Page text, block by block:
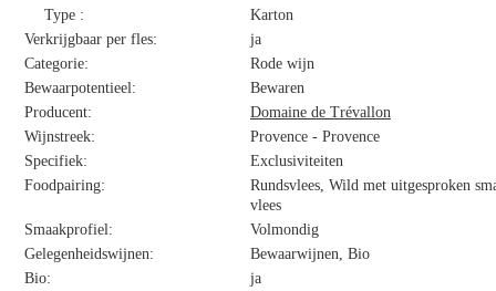
Type :
Karton
Verkrijgbaar per fles:
ja
Categorie:
Rode wijn
Bewaarpotentieel:
Bewaren
Producent:
Domaine de Trévallon
Wijnstreek:
Provence - Provence
Specifiek:
Exclusiviteiten
Foodpairing:
Rundsvlees, Wild met uitgesproken
vlees
Smaakprofiel:
Volmondig
Gelegenheidswijnen:
Bewaarwijnen, Bio
Bio:
ja